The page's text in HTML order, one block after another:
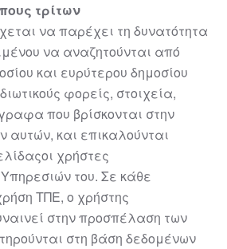
τρίτων
να παρέχει τη δυνατότητα
να αναζητούνται από
και ευρύτερου δημοσίου
κούς φορείς, στοιχεία,
που βρίσκονται στην
αυτών, και επικαλούνται
οι χρήστες
του. Σε κάθε
ΤΠΕ, ο χρήστης
στην προσπέλαση των
στη βάση δεδομένων